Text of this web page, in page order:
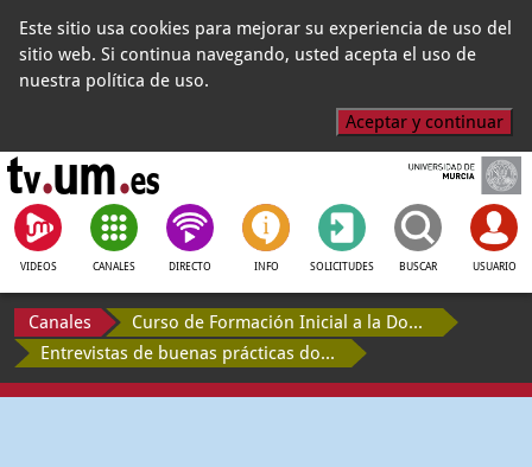
Este sitio usa cookies para mejorar su experiencia de uso del
sitio web. Si continua navegando, usted acepta el uso de
nuestra política de uso.
Aceptar y continuar
VIDEOS CANALES DIRECTO INFO SOLICITUDES BUSCAR USUARIO
Canales
Curso de Formación Inicial a la Docencia Universitaria
Entrevistas de buenas prácticas docentes